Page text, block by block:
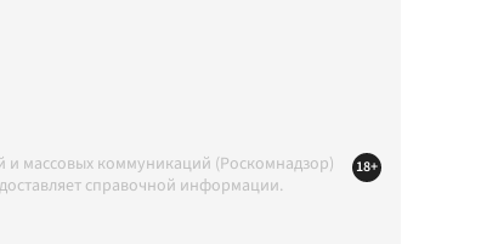
массовых коммуникаций (Роскомнадзор)
справочной информации.
18+